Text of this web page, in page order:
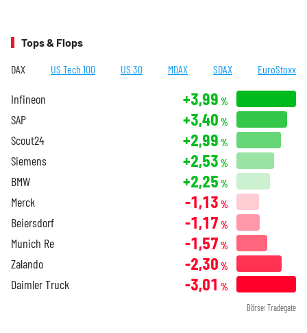
Tops & Flops
DAX US Tech 100 US 30 MDAX SDAX EuroStoxx
Infineon +3,99 %
SAP +3,40 %
Scout24 +2,99 %
Siemens +2,53 %
BMW +2,25 %
Merck -1,13 %
Beiersdorf -1,17 %
Munich Re -1,57 %
Zalando -2,30 %
Daimler Truck -3,01 %
Börse: Tradegate